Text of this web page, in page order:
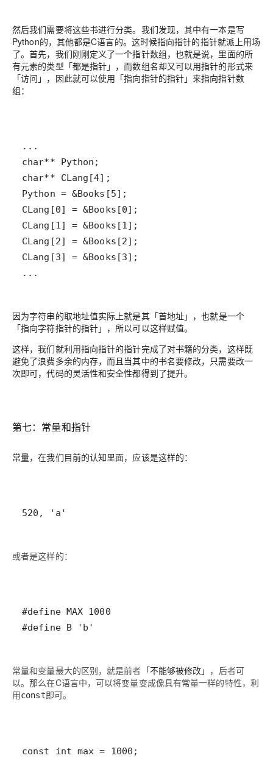
然后我们需要将这些书进行分类。我们发现，其中有一本是写
Python的，其他都是C语言的。这时候指向指针的指针就派上用场
了。首先，我们刚刚定义了一个指针数组，也就是说，里面的所
有元素的类型「都是指针」，而数组名却又可以用指针的形式来
「访问」，因此就可以使用「指向指针的指针」来指向指针数
组：
因为字符串的取地址值实际上就是其「首地址」 ，也就是一个
「指向字符指针的指针」 ，所以可以这样赋值。
这样，我们就利用指向指针的指针完成了对书籍的分类，这样既
避免了浪费多余的内存，而且当其中的书名要修改，只需要改一
次即可，代码的灵活性和安全性都得到了提升。
第七：常量和指针
常量，在我们目前的认知里面，应该是这样的：
520, 'a'
或者是这样的：
#define B 'b'
常量和变量最大的区别，就是前者 「不能够被修改」 ，后者可
以。那么在C语言中，可以将变量变成像具有常量一样的特性，利
用const即可。